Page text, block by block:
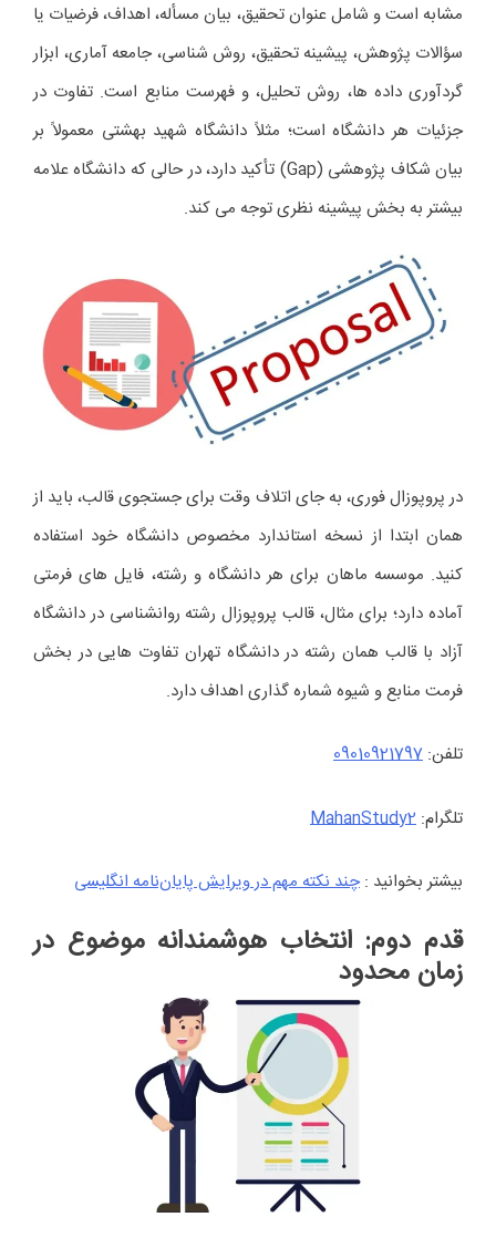
مشابه است و شامل عنوان تحقیق، بیان مسأله، اهداف، فرضیات یا
سؤالات پژوهش، پیشینه تحقیق، روش شناسی، جامعه آماری، ابزار
گردآوری داده ها، روش تحلیل، و فهرست منابع است. تفاوت در
جزئیات هر دانشگاه است؛ مثلاً دانشگاه شهید بهشتی معمولاً بر
بیان شکاف پژوهشی (Gap) تأکید دارد، در حالی که دانشگاه علامه
بیشتر به بخش پیشینه نظری توجه می کند.
در پروپوزال فوری، به جای اتلاف وقت برای جستجوی قالب، باید از
همان ابتدا از نسخه استاندارد مخصوص دانشگاه خود استفاده
کنید. موسسه ماهان برای هر دانشگاه و رشته، فایل های فرمتی
آماده دارد؛ برای مثال، قالب پروپوزال رشته روانشناسی در دانشگاه
آزاد با قالب همان رشته در دانشگاه تهران تفاوت هایی در بخش
فرمت منابع و شیوه شماره گذاری اهداف دارد.
تلفن: 09010921797
تلگرام: MahanStudy2
بیشتر بخوانید : چند نکته مهم در ویرایش پایان‌نامه‌ انگلیسی
قدم دوم: انتخاب هوشمندانه موضوع در
زمان محدود